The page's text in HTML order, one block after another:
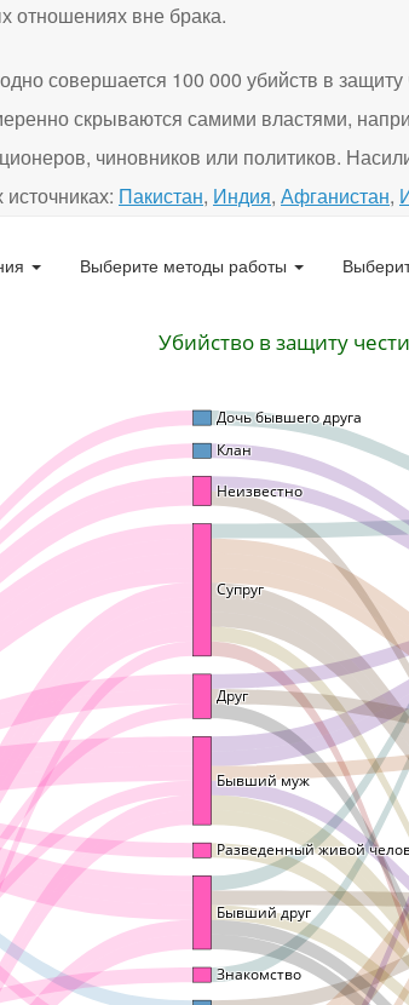
отношениях вне брака.
совершается 100 000 убийств в
скрываются самими властями,
чиновников или политиков.
Пакистан, Индия, Афганистан,